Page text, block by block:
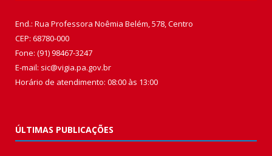
End.: Rua Professora Noêmia Belém, 578, Centro
CEP: 68780-000
Fone: (91) 98467-3247
E-mail: sic@vigia.pa.gov.br
Horário de atendimento: 08:00 às 13:00
ÚLTIMAS PUBLICAÇÕES